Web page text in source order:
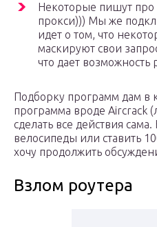
Некоторые пишут
прокси))) Мы же
идет о том, что
маскируют свои
что дает возможность
Подборку программ дам в
программа вроде Aircrack
сделать все действия
велосипеды или ставить
хочу продолжить
Взлом роутера